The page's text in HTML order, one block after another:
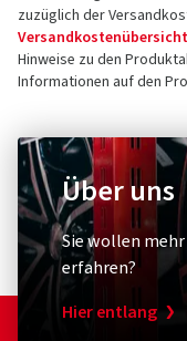
Kontakt für
Kundensupport)
Kontaktformular:
Diebstahlschutz &
XLC
RonaldBiggs Ø
zuzüglich der
Versandkostenübersicht
Hinweise zu den
Informationen auf den
Über uns
Sie wollen
erfahren?
Hier entlang